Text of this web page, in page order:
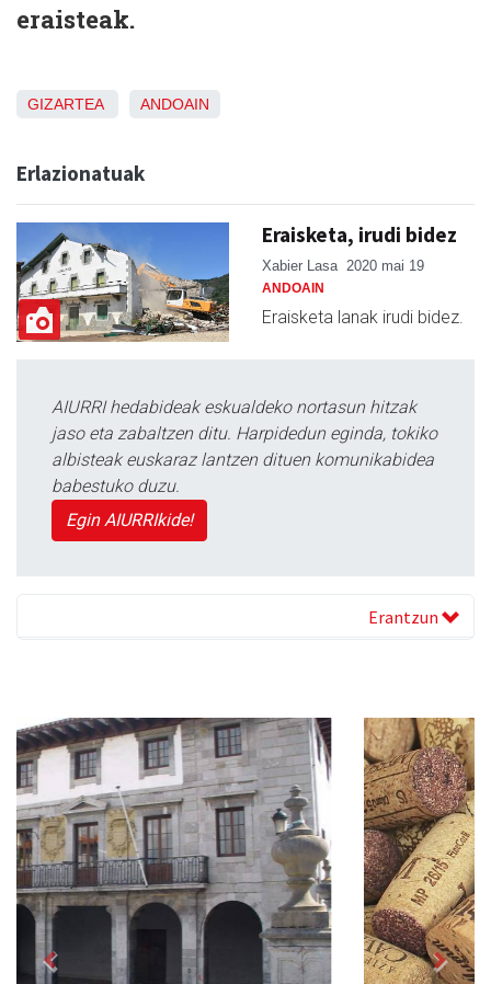
eraisteak.
GIZARTEA ANDOAIN
Erlazionatuak
Eraisketa, irudi bidez
Xabier Lasa 2020 mai 19
ANDOAIN
Eraisketa lanak irudi bidez.
AIURRI hedabideak eskualdeko nortasun hitzak
jaso eta zabaltzen ditu. Harpidedun eginda, tokiko
albisteak euskaraz lantzen dituen komunikabidea
babestuko duzu.
Egin AIURRIkide!
Erantzun
Previous Next